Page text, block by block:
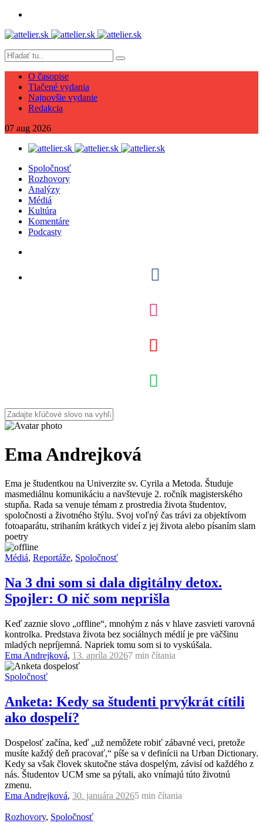
O časopise
Tlačené vydania
Najnovšie vydanie
Redakcia
07 aug 2026
Spoločnosť
Rozhovory
Analýzy
Médiá
Kultúra
Komentáre
Podcasty
Ema Andrejková
Ema je študentkou na Univerzite sv. Cyrila a Metoda. Študuje
masmediálnu komunikáciu a navštevuje 2. ročník magisterského
stupňa. Rada sa venuje témam z prostredia života študentov,
spoločnosti a životného štýlu. Svoj voľný čas trávi za objektívom
fotoaparátu, strihaním krátkych videí z jej života alebo písaním slam
poetry
Médiá, Reportáže, Spoločnosť
Na 3 dni som si dala digitálny detox.
Spojler: O nič som neprišla
Keď zaznie slovo „offline“, mnohým z nás v hlave zasvieti varovná
kontrolka. Predstava života bez sociálnych médií je pre väčšinu
mladých nepríjemná. Napriek tomu som si to vyskúšala.
Ema Andrejková, 13. apríla 20267 min čítania
Spoločnosť
Anketa: Kedy sa študenti prvýkrát cítili
ako dospelí?
Dospelosť začína, keď „už nemôžete robiť zábavné veci, pretože
musíte každý deň pracovať,“ píše sa v definícii na Urban Dictionary.
Kedy sa však človek skutočne stáva dospelým, závisí od každého z
nás. Študentov UCM sme sa pýtali, ako vnímajú túto životnú
zmenu.
Ema Andrejková, 30. januára 20265 min čítania
Rozhovory, Spoločnosť